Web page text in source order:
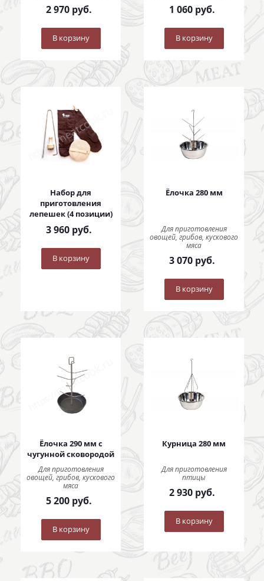
2 970руб.
В корзину
1 060руб.
В корзину
Набор для
приготовления
лепешек (4 позиции)
3 960руб.
В корзину
Ёлочка 280 мм
Для приготовления
овощей, грибов, кускового
мяса
3 070руб.
В корзину
Ёлочка 290 мм с
чугунной сковородой
Для приготовления
овощей, грибов, кускового
мяса
5 200руб.
В корзину
Курница 280 мм
Для приготовления
птицы
2 930руб.
В корзину